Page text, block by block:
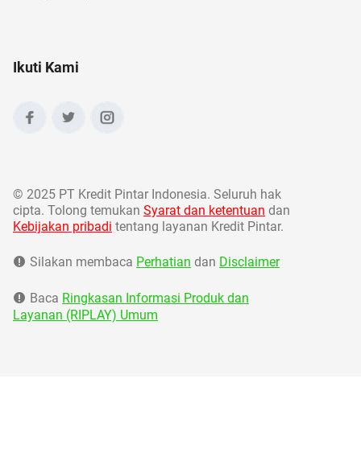
Ikuti Kami
© 2025 PT Kredit Pintar Indonesia. Seluruh hak
cipta. Tolong temukan Syarat dan ketentuan dan
Kebijakan pribadi tentang layanan Kredit Pintar.
Silakan membaca Perhatian dan Disclaimer
Baca Ringkasan Informasi Produk dan
Layanan (RIPLAY) Umum